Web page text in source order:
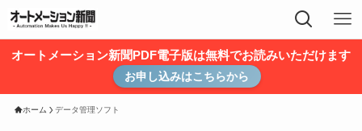
オートメーション新聞PDF電子版は無料でお読みいただけます
お申し込みはこちらから
ホーム データ管理ソフト